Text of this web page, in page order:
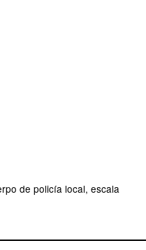
de policía local, escala